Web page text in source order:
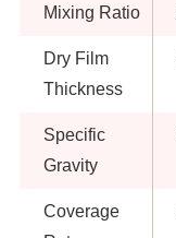
Mixing Ratio
Dry Film
Thickness
Specific
Gravity
Coverage